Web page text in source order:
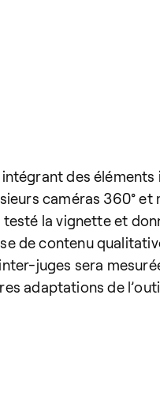
des
caméras 360° et
la vignette et
de contenu
juges sera
adaptations de